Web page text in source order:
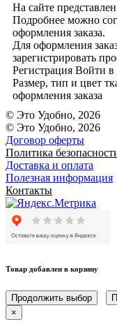
На сайте
Подробнее можно
оформления заказа.
Для оформления
зарегистрировать
Регистрация Войти в
Размер, тип и цвет
оформления заказа
© Это Удобно, 2026
© Это Удобно, 2026
Договор оферты
Политика
Доставка и оплата
Полезная информация
Контакты
Товар добавлен в корзину
Продолжить выбор
×